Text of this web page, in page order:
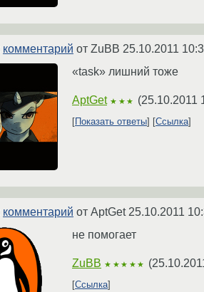
комментарий от ZuBB 25.10.2011
«task» лишний тоже
AptGet ★★★ (25.10.2011
Показать ответы Ссылка
комментарий от AptGet 25.10.2011
не помогает
ZuBB ★★★★★ (
Ссылка